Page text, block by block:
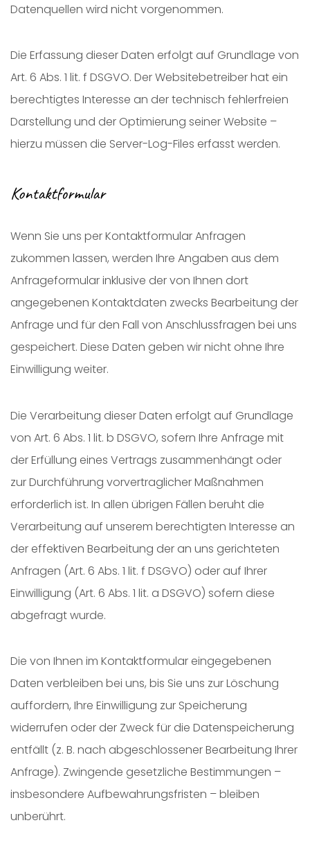
Datenquellen wird nicht vorgenommen.
Die Erfassung dieser Daten erfolgt auf Grundlage von
Art. 6 Abs. 1 lit. f DSGVO. Der Websitebetreiber hat ein
berechtigtes Interesse an der technisch fehlerfreien
Darstellung und der Optimierung seiner Website –
hierzu müssen die Server-Log-Files erfasst werden.
Kontaktformular
Wenn Sie uns per Kontaktformular Anfragen
zukommen lassen, werden Ihre Angaben aus dem
Anfrageformular inklusive der von Ihnen dort
angegebenen Kontaktdaten zwecks Bearbeitung der
Anfrage und für den Fall von Anschlussfragen bei uns
gespeichert. Diese Daten geben wir nicht ohne Ihre
Einwilligung weiter.
Die Verarbeitung dieser Daten erfolgt auf Grundlage
von Art. 6 Abs. 1 lit. b DSGVO, sofern Ihre Anfrage mit
der Erfüllung eines Vertrags zusammenhängt oder
zur Durchführung vorvertraglicher Maßnahmen
erforderlich ist. In allen übrigen Fällen beruht die
Verarbeitung auf unserem berechtigten Interesse an
der effektiven Bearbeitung der an uns gerichteten
Anfragen (Art. 6 Abs. 1 lit. f DSGVO) oder auf Ihrer
Einwilligung (Art. 6 Abs. 1 lit. a DSGVO) sofern diese
abgefragt wurde.
Die von Ihnen im Kontaktformular eingegebenen
Daten verbleiben bei uns, bis Sie uns zur Löschung
auffordern, Ihre Einwilligung zur Speicherung
widerrufen oder der Zweck für die Datenspeicherung
entfällt (z. B. nach abgeschlossener Bearbeitung Ihrer
Anfrage). Zwingende gesetzliche Bestimmungen –
insbesondere Aufbewahrungsfristen – bleiben
unberührt.